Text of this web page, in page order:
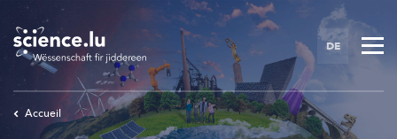
to
main
content
DE
Accueil